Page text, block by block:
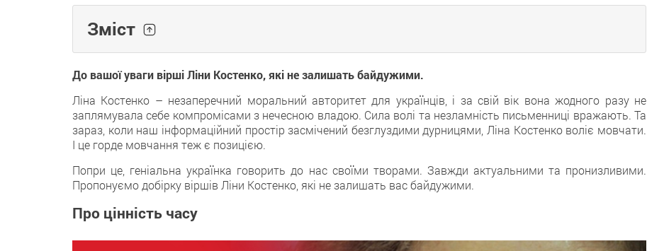
Зміст
До вашої уваги вірші Ліни Костенко, які не залишать байдужими.
Ліна Костенко – незаперечний моральний авторитет для українців, і за свій вік вона жодного разу не
заплямувала себе компромісами з нечесною владою. Сила волі та незламність письменниці вражають. Та
зараз, коли наш інформаційний простір засмічений безглуздими дурницями, Ліна Костенко воліє мовчати.
І це горде мовчання теж є позицією.
Попри це, геніальна українка говорить до нас своїми творами. Завжди актуальними та пронизливими.
Пропонуємо добірку віршів Ліни Костенко, які не залишать вас байдужими.
Про цінність часу